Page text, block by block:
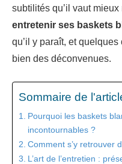
subtilités qu’il vaut mieux
entretenir ses baskets
qu’il y paraît, et
bien des déconvenues.
Sommaire de
Pourquoi les baskets
incontournables ?
Comment s’y retrouver
L’art de l’entretien :